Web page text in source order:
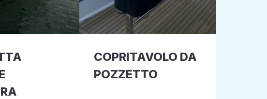
COPRITAVOLO DA
POZZETTO